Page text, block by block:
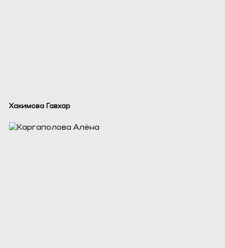
Хакимова Гавхар